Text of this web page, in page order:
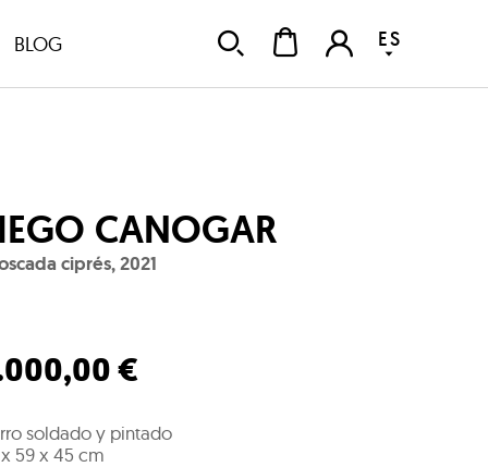
BLOG ES
CANOGAR
ciprés,2021
€
soldado y pintado
x 59 x 45 cm